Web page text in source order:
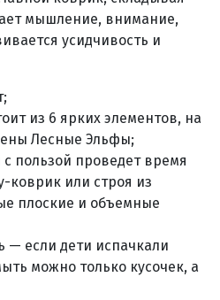
мышление, внимание,
усидчивость и
из 6 ярких элементов, на
Лесные Эльфы;
с пользой проведет время
коврик или строя из
плоские и объемные
— если дети испачкали
можно только кусочек, а